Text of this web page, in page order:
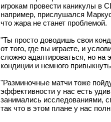
игрокам провести каникулы в
например, прислушался
что жара не станет проблемой.
"Ты просто доводишь свои
от того, где вы играете, и
сложно адаптироваться, но на
кондиции и немного
"Разминочные матчи тоже
эффективности у нас есть
занимались исследованиями,
так что в этом плане у нас